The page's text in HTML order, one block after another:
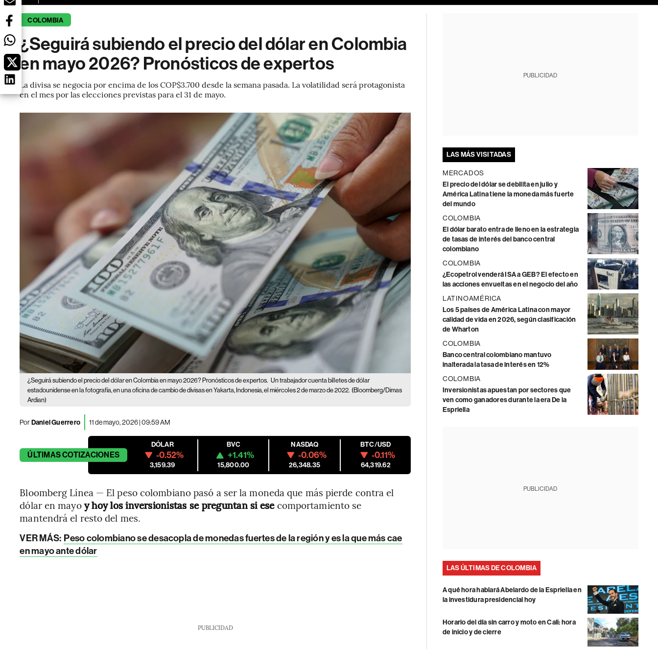
COLOMBIA
¿Seguirá subiendo el precio del dólar en Colombia
en mayo 2026? Pronósticos de expertos
La divisa se negocia por encima de los COP$3.700 desde la semana pasada. La volatilidad será protagonista
en el mes por las elecciones previstas para el 31 de mayo.
¿Seguirá subiendo el precio del dólar en Colombia en mayo 2026? Pronósticos de expertos. Un trabajador cuenta billetes de dólar
estadounidense en la fotografía, en una oficina de cambio de divisas en Yakarta, Indonesia, el miércoles 2 de marzo de 2022. (Bloomberg/Dimas
Ardian)
PorDaniel Guerrero 11 de mayo, 2026 | 09:59 AM
ÚLTIMASCOTIZACIONES
DÓLAR
-0.52%
3,159.39
BVC
+1.41%
15,800.00
NASDAQ
-0.06%
26,348.35
BTC/USD
-0.11%
64,319.62
Bloomberg Línea — El peso colombiano pasó a ser la moneda que más pierde contra el
dólar en mayoy hoy los inversionistas se preguntan si esecomportamiento se
mantendrá el resto del mes.
VER MÁS: Peso colombiano se desacopla de monedas fuertes de la región y es la que más cae
en mayo ante dólar
PUBLICIDAD
PUBLICIDAD
LAS MÁS VISITADAS
MERCADOS
El precio del dólar se debilita en julio y
América Latina tiene la moneda más fuerte
del mundo
COLOMBIA
El dólar barato entra de lleno en la estrategia
de tasas de interés del banco central
colombiano
COLOMBIA
¿Ecopetrol venderá ISA a GEB? El efecto en
las acciones envueltas en el negocio del año
LATINOAMÉRICA
Los 5 países de América Latina con mayor
calidad de vida en 2026, según clasificación
de Wharton
COLOMBIA
Banco central colombiano mantuvo
inalterada la tasa de interés en 12%
COLOMBIA
Inversionistas apuestan por sectores que
ven como ganadores durante la era De la
Espriella
PUBLICIDAD
LAS ÚLTIMAS DE COLOMBIA
A qué hora hablará Abelardo de la Espriella en
la investidura presidencial hoy
Horario del día sin carro y moto en Cali: hora
de inicio y de cierre